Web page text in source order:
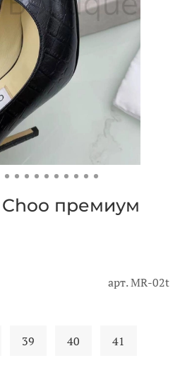
арт.MR-02t
премиум
39 40 41